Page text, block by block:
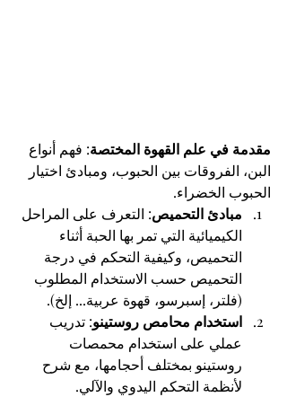
مقدمة في علم القهوة المختصة: فهم أنواع
البن، الفروقات بين الحبوب، ومبادئ اختيار
الحبوب الخضراء.
مبادئ التحميص: التعرف على المراحل
الكيميائية التي تمر بها الحبة أثناء
التحميص، وكيفية التحكم في درجة
التحميص حسب الاستخدام المطلوب
(فلتر، إسبرسو، قهوة عربية... إلخ).
استخدام محامص روستينو: تدريب
عملي على استخدام محمصات
روستينو بمختلف أحجامها، مع شرح
لأنظمة التحكم اليدوي والآلي.